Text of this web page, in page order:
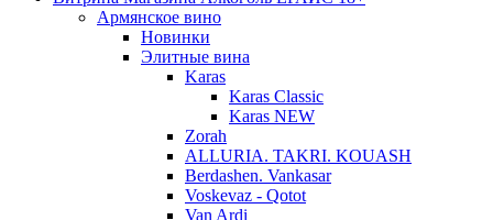
Армянское вино
Новинки
Элитные вина
Karas
Karas Classic
Karas NEW
Zorah
ALLURIA. TAKRI. KOUASH
Berdashen. Vankasar
Voskevaz - Qotot
Van Ardi